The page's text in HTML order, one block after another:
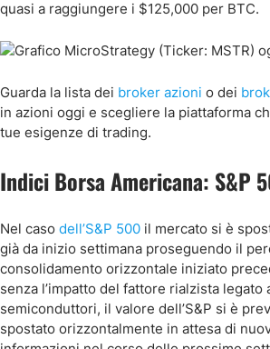
quasi a raggiungere i $125,000 per BTC.
Guarda la lista dei broker azioni o dei
in azioni oggi e scegliere la piattaforma
tue esigenze di trading.
Indici Borsa Americana: S&P
Nel caso dell’S&P 500 il mercato si è
già da inizio settimana proseguendo il
consolidamento orizzontale iniziato
senza l’impatto del fattore rialzista legato
semiconduttori, il valore dell’S&P si è
spostato orizzontalmente in attesa di